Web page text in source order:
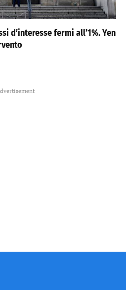
d’interesse fermi all’1%. Yen